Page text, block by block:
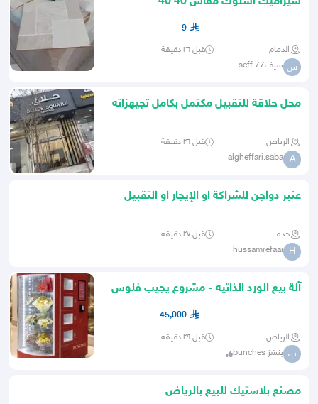
9
الدمام قبل ٢٦ دقيقة
س سيفseff 77
محل حلاقة للتقبيل مكتمل بكامل تجيهزاته
الرياض قبل ٢٦ دقيقة
A
algheffari.saba
عنبر دواجن للشراكة او الإيجار او التقبيل
جده قبل ٢٧ دقيقة
H
hussamrefaai
آلة بيع الورد الذاتيه - مشروع يجيب فلوس
45,000
الرياض قبل ٢٩ دقيقة
ب بنشز bunches
مصنع بلاستيك للبيع بالرياض